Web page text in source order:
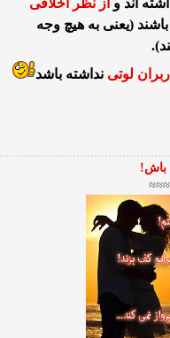
اند و از نظر اخلاقی
(یعنی به هیچ وجه
لوتی نداشته باشد